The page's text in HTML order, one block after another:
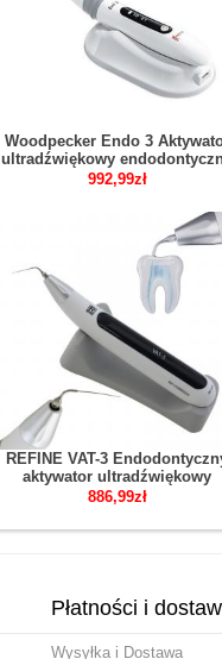
Woodpecker Endo 3
ultradźwiękowy
aktywator
992,99zł
REFINE VAT-3
aktywator ultradźwiękowy
endoaktywator Irygator
886,99zł
Płatności i
Wysyłka i Dostawa